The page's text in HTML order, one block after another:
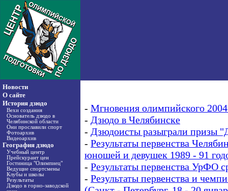
Новости
О сайте
История дзюдо
Вехи создания
Основатель дзюдо в
Челябинской области
Они прославили спорт
Фотоархив
Видеоархив
География дзюдо
Учебный центр
Прейскурант цен
Гостиница "Олимпиец"
Ведущие спортсмены
Клубы и школы
Результаты
Дзюдо в горно-заводской
- Мгновения олимпийского 2004
- Дзюдо в Челябинске
- Дзюдоисты разыграли призы
- Результаты первенства
юношей и девушек 1989 - 91
- Результаты первенства УрФО
- Результаты первенства и